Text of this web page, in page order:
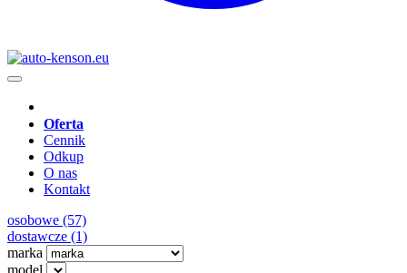
Oferta
Cennik
Odkup
O nas
Kontakt
osobowe (57)
dostawcze (1)
marka